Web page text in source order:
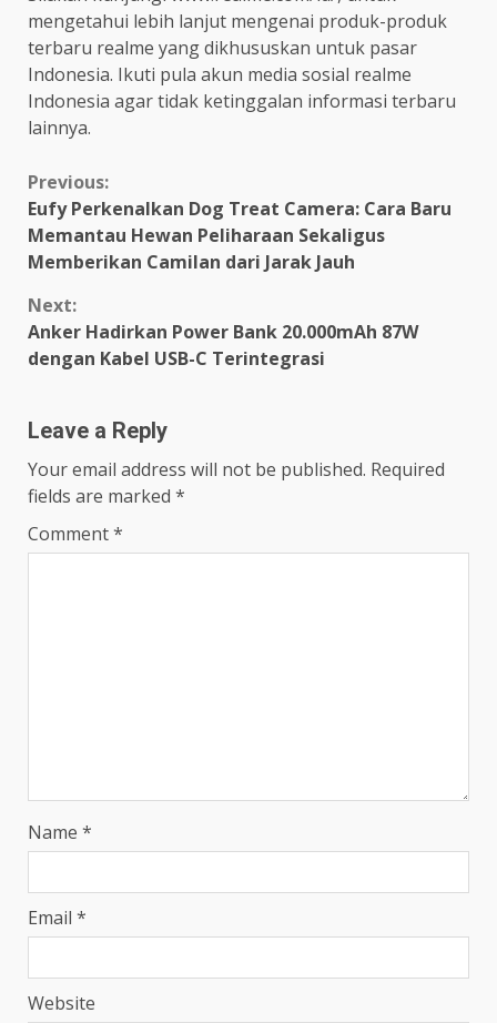
mengetahui lebih lanjut mengenai produk-produk
terbaru realme yang dikhususkan untuk pasar
Indonesia. Ikuti pula akun media sosial realme
Indonesia agar tidak ketinggalan informasi terbaru
lainnya.
Continue
Reading
Previous:
Eufy Perkenalkan Dog Treat Camera: Cara Baru
Memantau Hewan Peliharaan Sekaligus
Memberikan Camilan dari Jarak Jauh
Next:
Anker Hadirkan Power Bank 20.000mAh 87W
dengan Kabel USB-C Terintegrasi
Leave a Reply
Your email address will not be published. Required
fields are marked *
Comment*
Name *
Email *
Website